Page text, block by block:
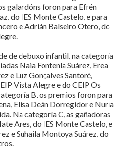
galardóns foron para Efrén
do IES Monte Castelo, e para
e Adrián Balseiro Otero, do
de debuxo infantil, na categoría
Naia Fontenla Suárez, Erea
e Luz Gonçalves Santoré,
Vista Alegre e do CEIP Os
B, os premios foron para
Elisa Deán Dorregidor e Nuria
Na categoría C, as gañadoras
Ares, do IES Monte Castelo, e
e Suhaila Montoya Suárez, do